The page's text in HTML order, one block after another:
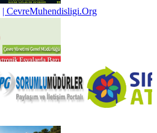
| CevreMuhendisligi.Org